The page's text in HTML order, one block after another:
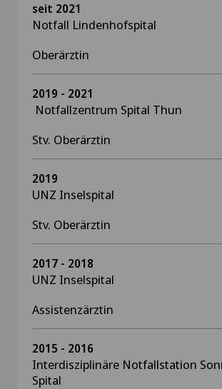
seit 2021
Notfall Lindenhofspital
Oberärztin
2019 - 2021
Notfallzentrum Spital Thun
Stv. Oberärztin
2019
UNZ Inselspital
Stv. Oberärztin
2017 - 2018
UNZ Inselspital
Assistenzärztin
2015 - 2016
Interdisziplinäre Notfallstation
Spital